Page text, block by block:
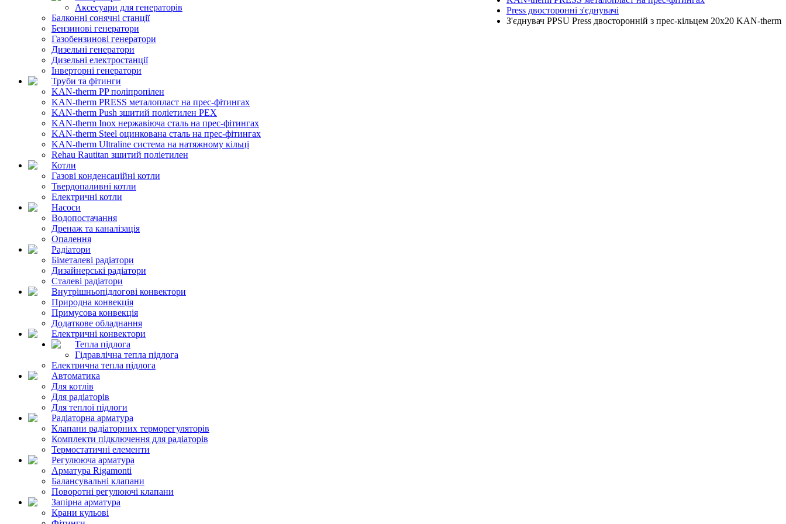
Press двосторонні з'єднувачі
З'єднувач PPSU Press двосторонній з прес-кільцем 20х20 KAN-therm
Аксесуари для генераторів
Балконні сонячні станції
Бензинові генератори
Газобензинові генератори
Дизельні генератори
Дизельні електростанції
Інверторні генератори
Труби та фітинги
KAN-therm PP поліпропілен
KAN-therm PRESS металопласт на прес-фітингах
KAN-therm Push зшитий поліетилен PEX
KAN-therm Inox нержавіюча сталь на прес-фітингах
KAN-therm Steel оцинкована сталь на прес-фітингах
KAN-therm Ultraline система на натяжному кільці
Rehau Rautitan зшитий поліетилен
Котли
Газові конденсаційні котли
Твердопаливні котли
Електричні котли
Насоси
Водопостачання
Дренаж та каналізація
Опалення
Радіатори
Біметалеві радіатори
Дизайнерські радіатори
Сталеві радіатори
Внутрішньопідлогові конвектори
Природна конвекція
Примусова конвекція
Додаткове обладнання
Електричні конвектори
Тепла підлога
Гідравлічна тепла підлога
Електрична тепла підлога
Автоматика
Для котлів
Для радіаторів
Для теплої підлоги
Радіаторна арматура
Клапани радіаторних терморегуляторів
Комплекти підключення для радіаторів
Термостатичні елементи
Регулююча арматура
Арматура Rigamonti
Балансувальні клапани
Поворотні регулюючі клапани
Запірна арматура
Крани кульові